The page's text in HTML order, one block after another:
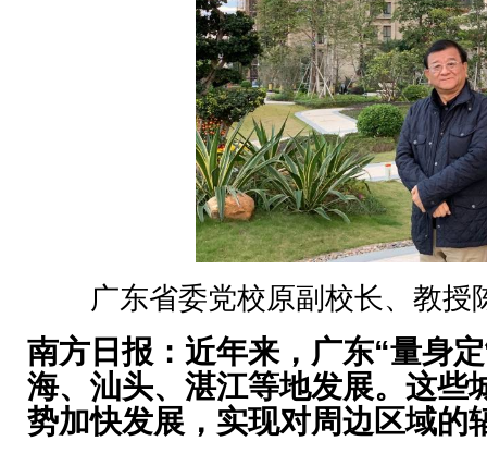
广东省委党校原副校长、教授
南方日报：近年来，广东“量身
海、汕头、湛江等地发展。这些
势加快发展，实现对周边区域的